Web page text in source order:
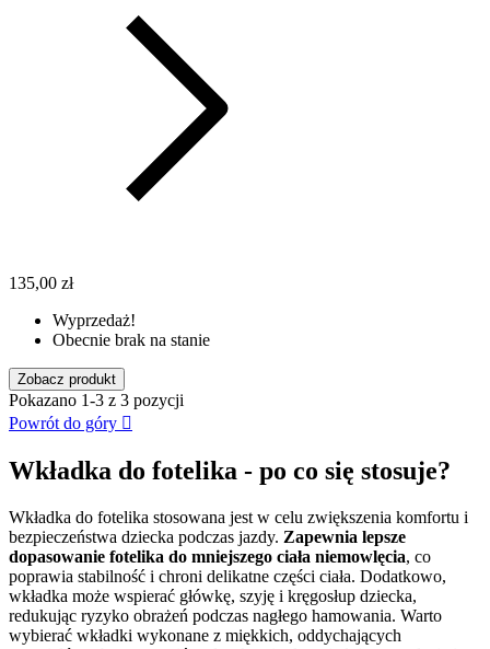
135,00 zł
Wyprzedaż!
Obecnie brak na stanie
Zobacz produkt
Pokazano 1-3 z 3 pozycji
Powrót do góry 
Wkładka do fotelika - po co się stosuje?
Wkładka do fotelika stosowana jest w celu zwiększenia komfortu i
bezpieczeństwa dziecka podczas jazdy. Zapewnia lepsze
dopasowanie fotelika do mniejszego ciała niemowlęcia, co
poprawia stabilność i chroni delikatne części ciała. Dodatkowo,
wkładka może wspierać główkę, szyję i kręgosłup dziecka,
redukując ryzyko obrażeń podczas nagłego hamowania. Warto
wybierać wkładki wykonane z miękkich, oddychających